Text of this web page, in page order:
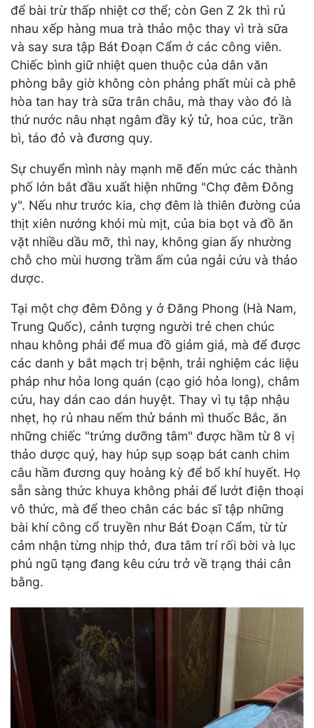
để bài trừ thấp nhiệt cơ thể; còn Gen Z 2k thì rủ
nhau xếp hàng mua trà thảo mộc thay vì trà sữa
và say sưa tập Bát Đoạn Cẩm ở các công viên.
Chiếc bình giữ nhiệt quen thuộc của dân văn
phòng bây giờ không còn phảng phất mùi cà phê
hòa tan hay trà sữa trân châu, mà thay vào đó là
thứ nước nâu nhạt ngâm đầy kỷ tử, hoa cúc, trần
bì, táo đỏ và đương quy.
Sự chuyển mình này mạnh mẽ đến mức các thành
phố lớn bắt đầu xuất hiện những "Chợ đêm Đông
y". Nếu như trước kia, chợ đêm là thiên đường của
thịt xiên nướng khói mù mịt, của bia bọt và đồ ăn
vặt nhiều dầu mỡ, thì nay, không gian ấy nhường
chỗ cho mùi hương trầm ấm của ngải cứu và thảo
dược.
Tại một chợ đêm Đông y ở Đăng Phong (Hà Nam,
Trung Quốc), cảnh tượng người trẻ chen chúc
nhau không phải để mua đồ giảm giá, mà để được
các danh y bắt mạch trị bệnh, trải nghiệm các liệu
pháp như hỏa long quán (cạo gió hỏa long), châm
cứu, hay dán cao dán huyệt. Thay vì tụ tập nhậu
nhẹt, họ rủ nhau nếm thử bánh mì thuốc Bắc, ăn
những chiếc "trứng dưỡng tâm" được hầm từ 8 vị
thảo dược quý, hay húp sụp soạp bát canh chim
câu hầm đương quy hoàng kỳ để bổ khí huyết. Họ
sẵn sàng thức khuya không phải để lướt điện thoại
vô thức, mà để theo chân các bác sĩ tập những
bài khí công cổ truyền như Bát Đoạn Cẩm, từ từ
cảm nhận từng nhịp thở, đưa tâm trí rối bời và lục
phủ ngũ tạng đang kêu cứu trở về trạng thái cân
bằng.